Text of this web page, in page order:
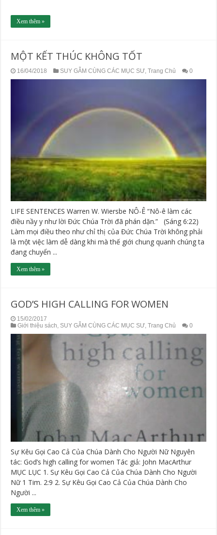
Xem thêm »
MỘT KẾT THÚC KHÔNG TỐT
16/04/2018 SUY GẪM CÙNG CÁC MỤC SƯ ,Trang Chủ 0
LIFE SENTENCES Warren W. Wiersbe NÔ-Ê “Nô-ê làm các
điều nầy y như lời Đức Chúa Trời đã phán dặn.” (Sáng 6:22)
Làm mọi điều theo như chỉ thị của Đức Chúa Trời không phải
là một việc làm dễ dàng khi mà thế giới chung quanh chúng ta
đang chuyển ...
Xem thêm »
GOD’S HIGH CALLING FOR WOMEN
15/02/2017
Giới thiệu sách, SUY GẪM CÙNG CÁC MỤC SƯ,Trang Chủ 0
Sự Kêu Gọi Cao Cả Của Chúa Dành Cho Người Nữ Nguyên
tác: God’s high calling for women Tác giả: John MacArthur
MỤC LỤC 1. Sự Kêu Gọi Cao Cả Của Chúa Dành Cho Người
Nữ 1 Tim. 2:9 2. Sự Kêu Gọi Cao Cả Của Chúa Dành Cho
Người ...
Xem thêm »